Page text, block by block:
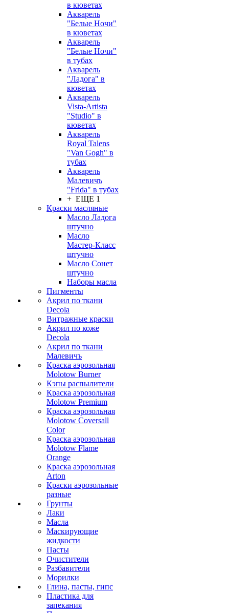
в кюветах
Акварель
"Белые Ночи"
в кюветах
Акварель
"Белые Ночи"
в тубах
Акварель
"Ладога" в
кюветах
Акварель
Vista-Artista
"Studio" в
кюветах
Акварель
Royal Talens
"Van Gogh" в
тубах
Акварель
Малевичъ
"Frida" в тубах
+ ЕЩЕ 1
Краски масляные
Масло Ладога
штучно
Масло
Мастер-Класс
штучно
Масло Сонет
штучно
Наборы масла
Пигменты
Акрил по ткани
Decola
Витражные краски
Акрил по коже
Decola
Акрил по ткани
Малевичъ
Краска аэрозольная
Molotow Burner
Кэпы распылители
Краска аэрозольная
Molotow Premium
Краска аэрозольная
Molotow Coversall
Color
Краска аэрозольная
Molotow Flame
Orange
Краска аэрозольная
Arton
Краски аэрозольные
разные
Грунты
Лаки
Масла
Маскирующие
жидкости
Пасты
Очистители
Разбавители
Морилки
Глина, пасты, гипс
Пластика для
запекания